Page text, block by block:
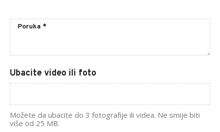
Ubacite video ili foto
Možete da ubacite do 3 fotografije ili videa. Ne smije biti
više od 25 MB.